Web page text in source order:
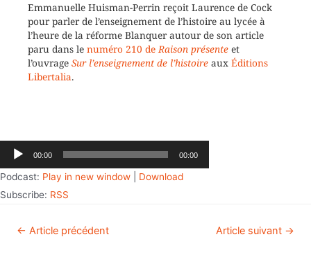
Emmanuelle Huisman-Perrin reçoit Laurence de Cock
pour parler de l’enseignement de l’histoire au lycée à
l’heure de la réforme Blanquer autour de son article
paru dans le numéro 210 deRaison présente et
l’ouvrage Sur l’enseignement de l’histoire aux Éditions
Libertalia.
Lecteur
00:00 00:00
Podcast: Play in new window
Download
Subscribe: RSS
← Article précédent Article suivant →